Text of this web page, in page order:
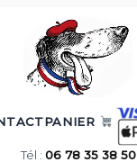
PANIER
Tél : 06 78 35 38 50